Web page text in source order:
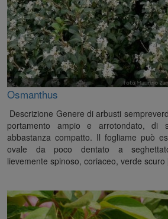
Osmanthus
Descrizione Genere di arbusti
portamento ampio e arrotondato, di
abbastanza compatto. Il fogliame può
ovale da poco dentato a
lievemente spinoso, coriaceo, verde